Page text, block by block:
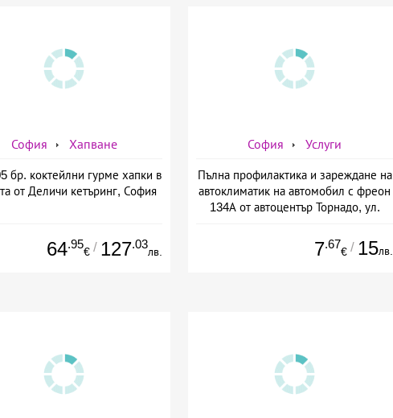
София Хапване
бр. коктейлни гурме хапки в
от Деличи кетъринг, София
64.95
€ / 127.03
лв.
София Услуги
Пълна профилактика и зареждане на
автоклиматик на автомобил с фреон
134А от автоцентър Торнадо, ул.
7.67
€ / 15лв.